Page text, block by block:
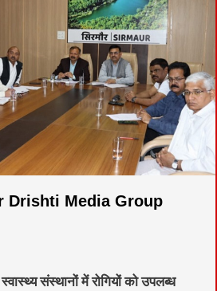
Drishti Media Group
स्वास्थ्य संस्थानों में रोगियों को उपलब्ध